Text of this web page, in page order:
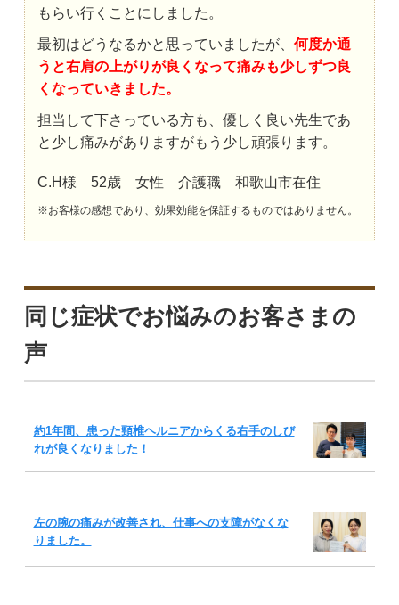
もらい行くことにしました。
最初はどうなるかと思っていましたが、何度か通
うと右肩の上がりが良くなって痛みも少しずつ良
くなっていきました。
担当して下さっている方も、優しく良い先生であ
と少し痛みがありますがもう少し頑張ります。
C.H様 52歳 女性 介護職 和歌山市在住
※お客様の感想であり、効果効能を保証するものではありません。
同じ症状でお悩みのお客さまの
声
約1年間、患った頸椎ヘルニアからくる右手のしび
れが良くなりました！
左の腕の痛みが改善され、仕事への支障がなくな
りました。